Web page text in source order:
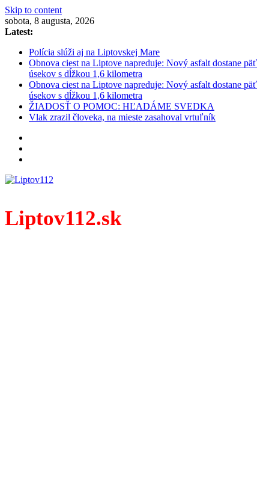
Skip to content
sobota, 8 augusta, 2026
Latest:
Polícia slúži aj na Liptovskej Mare
Obnova ciest na Liptove napreduje: Nový asfalt dostane päť
úsekov s dĺžkou 1,6 kilometra
Obnova ciest na Liptove napreduje: Nový asfalt dostane päť
úsekov s dĺžkou 1,6 kilometra
ŽIADOSŤ O POMOC: HĽADÁME SVEDKA
Vlak zrazil človeka, na mieste zasahoval vrtuľník
Liptov112.sk